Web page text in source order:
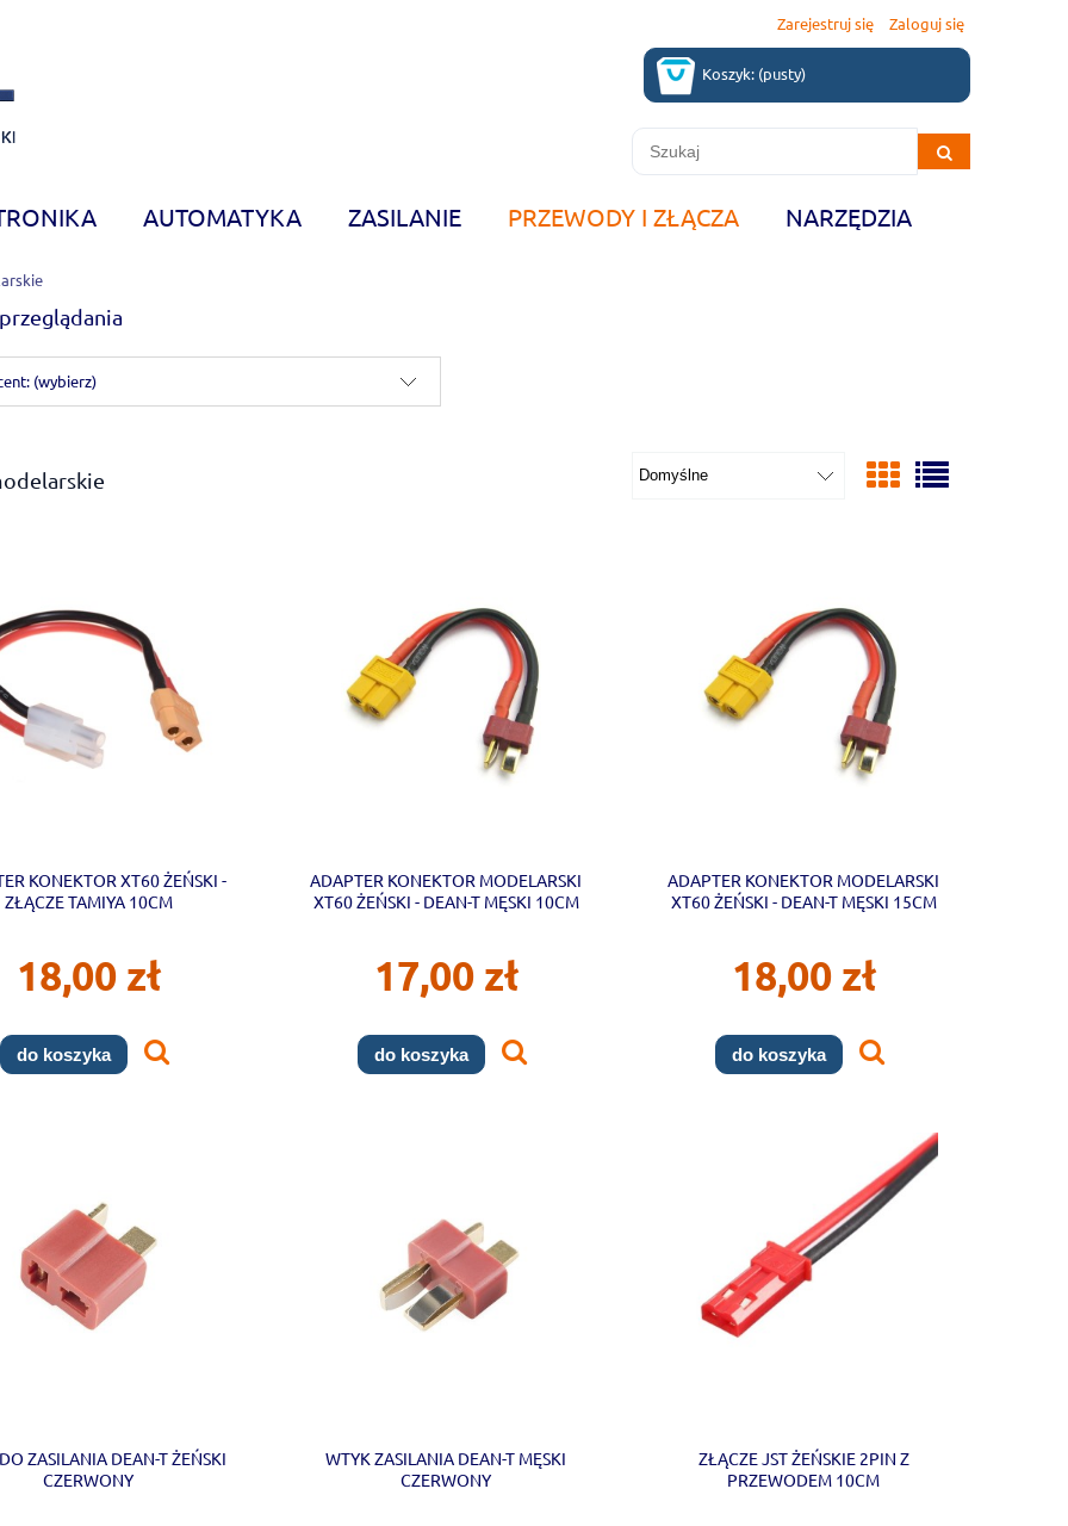
Zarejestruj się Zaloguj się
Koszyk: (pusty)
AUTOMATYKA ZASILANIE PRZEWODY I ZŁĄCZA NARZĘDZIA
(wybierz)
KONEKTOR XT60 ŻEŃSKI -
ZŁĄCZE TAMIYA 10CM
18,00 zł
do koszyka
ADAPTER KONEKTOR MODELARSKI
XT60 ŻEŃSKI - DEAN-T MĘSKI 10CM
17,00 zł
do koszyka
ADAPTER KONEKTOR MODELARSKI
XT60 ŻEŃSKI - DEAN-T MĘSKI 15CM
18,00 zł
do koszyka
ZASILANIA DEAN-T ŻEŃSKI
CZERWONY
WTYK ZASILANIA DEAN-T MĘSKI
CZERWONY
ZŁĄCZE JST ŻEŃSKIE 2PIN Z
PRZEWODEM 10CM